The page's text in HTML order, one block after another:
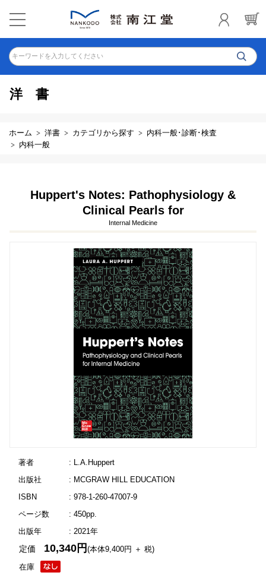
キーワードを入力してください
洋書
ホーム 洋書 カテゴリから探す
内科一般･診断･検査
内科一般
Huppert's Notes: Pathophysiology &
Clinical Pearls for
Internal Medicine
著者
: L.A.Huppert
出版社
: MCGRAW HILL EDUCATION
ISBN
: 978-1-260-47007-9
ページ数
: 450pp.
出版年
: 2021年
在庫
定価 10,340円(本体9,400円 ＋ 税)